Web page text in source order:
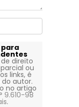
para
direito
ou
links, é
autor.
no artigo
9.610-98
.